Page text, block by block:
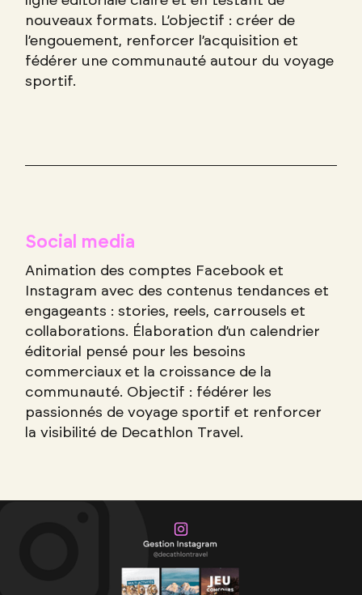
nouveaux formats. L’objectif : créer de
l’engouement, renforcer l’acquisition et
fédérer une communauté autour du voyage
sportif.
Social media
Animation des comptes Facebook et
Instagram avec des contenus tendances et
engageants : stories, reels, carrousels et
collaborations. Élaboration d’un calendrier
éditorial pensé pour les besoins
commerciaux et la croissance de la
communauté. Objectif : fédérer les
passionnés de voyage sportif et renforcer
la visibilité de Decathlon Travel.